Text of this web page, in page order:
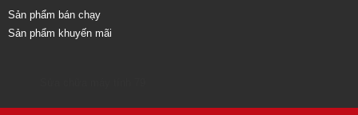
Sản phẩm bán chạy
Sản phẩm khuyến mãi